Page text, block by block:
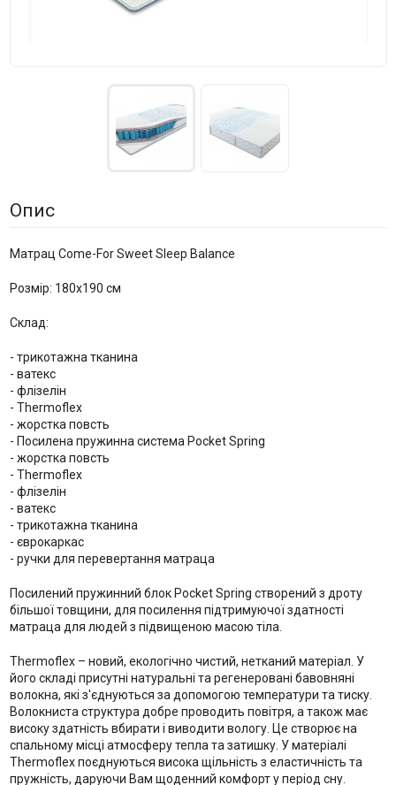
Опис
Матрац Come-For Sweet Sleep Balance
Розмір: 180x190 см
Склад:
- трикотажна тканина
- ватекс
- флізелін
- Thermoflex
- жорстка повсть
- Посилена пружинна система Pocket Spring
- жорстка повсть
- Thermoflex
- флізелін
- ватекс
- трикотажна тканина
- єврокаркас
- ручки для перевертання матраца
Посилений пружинний блок Pocket Spring створений з дроту
більшої товщини, для посилення підтримуючої здатності
матраца для людей з підвищеною масою тіла.
Thermoflex – новий, екологічно чистий, нетканий матеріал. У
його складі присутні натуральні та регенеровані бавовняні
волокна, які з'єднуються за допомогою температури та тиску.
Волокниста структура добре проводить повітря, а також має
високу здатність вбирати і виводити вологу. Це створює на
спальному місці атмосферу тепла та затишку. У матеріалі
Thermoflex поєднуються висока щільність з еластичність та
пружність, даруючи Вам щоденний комфорт у період сну.